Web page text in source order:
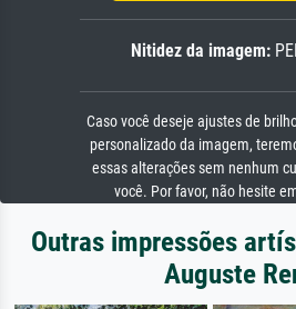
Nitidez da imagem:
Caso você deseje ajustes de
personalizado da imagem,
essas alterações sem nenhum
você. Por favor, não hesite
Outras impressões
Auguste